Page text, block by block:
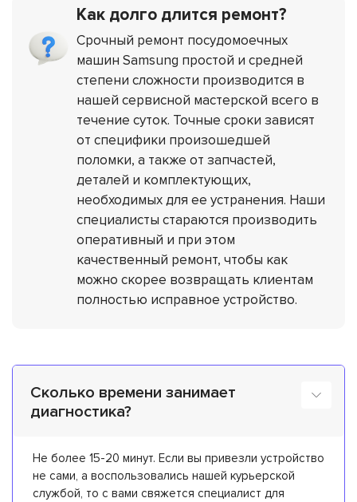
Как долго длится ремонт?
Срочный ремонт посудомоечных
машин Samsung простой и средней
степени сложности производится в
нашей сервисной мастерской всего в
течение суток. Точные сроки зависят
от специфики произошедшей
поломки, а также от запчастей,
деталей и комплектующих,
необходимых для ее устранения. Наши
специалисты стараются производить
оперативный и при этом
качественный ремонт, чтобы как
можно скорее возвращать клиентам
полностью исправное устройство.
Сколько времени занимает
диагностика?
Не более 15-20 минут. Если вы привезли устройство
не сами, а воспользовались нашей курьерской
службой, то с вами свяжется специалист для